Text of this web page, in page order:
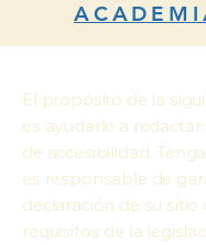
El propósito de la
es ayudarle a
de accesibilidad.
es responsable de
declaración de su
requisitos de la